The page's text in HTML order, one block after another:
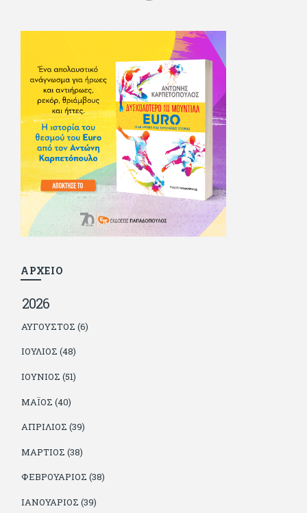
ταινίες κι έγραφε και στο περιοδικό Σινεμά, είχε κάποιες
αισθηματικές περιπέτειες που σκόρπισαν γέλιο στους φίλους
του - αν όχι και στον ίδιο. Πήγε στρατό κανονικά στα σύνορα
και διατήρησε μια καλή σχέση με την οικογένεια του, την
οποία αισθάνεται πως διάφορες φορές έφερε σε δύσκολη
θέση. Κείμενο με την υπογραφή του πρωτοδημοσιεύτηκε στο
Φίλαθλο το 1992. Επέστρεψε οριστικά στην Ελλάδα το 1998,
δούλεψε για πολλούς (αφού δυσκολεύεται να πει όχι), και
κάποιοι, αν όχι και όλοι, τον πλήρωσαν κι έμειναν και
ευχαριστημένοι από τη συνεργασία. Σήμερα πλέον εργάζεται
στον Sport Fm (όπου έχει κλείσει εικοσαετία) και στη
Sportday. Επαίρεται ότι λίγοι έχουν δει περισσότερο
ποδόσφαιρο από τον ίδιο και θεωρεί τον εαυτό του τυχερό
γιατί είναι μέλος της γενιάς που απόλαυσε τους μεγαλύτερους
σε όλα τα σπορ. Δεν είναι παντρεμένος, αλλά θαυμάζει όσους
βρίσκουν το κουράγιο να το κάνουν. Αντίθετα από πολλούς
φίλους του δεν πληρώνει διατροφές. Ελπίζει ότι δεν έχει
παιδιά. Απειλεί ότι θα γράφει όσο υπάρχουν άνθρωποι που
ΑΡΧΕΙΟ
2026
ΑΎΓΟΥΣΤΟΣ (6)
ΙΟΎΛΙΟΣ (48)
ΙΟΎΝΙΟΣ (51)
ΜΆΙΟΣ (40)
ΑΠΡΊΛΙΟΣ (39)
ΜΆΡΤΙΟΣ (38)
ΦΕΒΡΟΥΆΡΙΟΣ (38)
ΙΑΝΟΥΆΡΙΟΣ (39)